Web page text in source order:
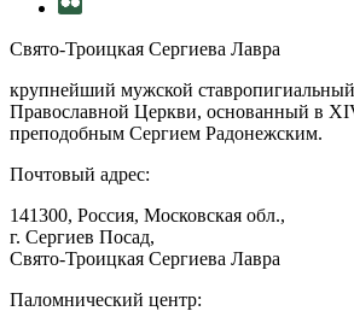
Свято-Троицкая Сергиева Лавра
крупнейший мужской
Православной Церкви, основанный в
преподобным Сергием Радонежским.
Почтовый адрес:
141300, Россия, Московская обл.,
г. Сергиев Посад,
Свято-Троицкая Сергиева Лавра
Паломнический центр: